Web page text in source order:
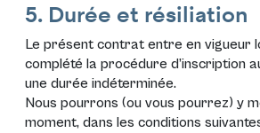
5. Durée et résiliation
Le présent contrat entre en vigueur
complété la procédure d’inscription
une durée indéterminée.
Nous pourrons (ou vous pourrez) y
moment, dans les conditions